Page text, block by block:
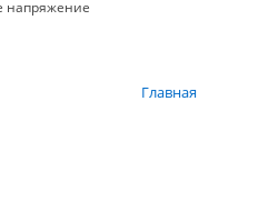
напряжение
Главная